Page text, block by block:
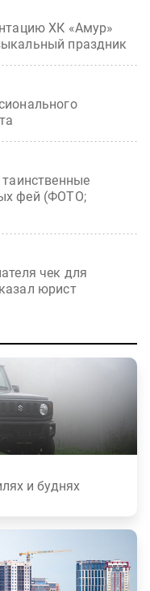
ХК «Амур»
праздник
таинственные
фей (ФОТО;
чек для
юрист
и буднях